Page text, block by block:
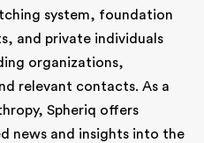
system, foundation
and private individuals
organizations,
relevant contacts. As a
Spheriq offers
news and insights into the